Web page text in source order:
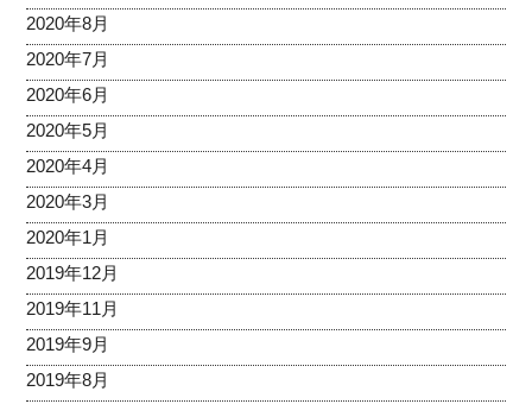
2020年8月
2020年7月
2020年6月
2020年5月
2020年4月
2020年3月
2020年1月
2019年12月
2019年11月
2019年9月
2019年8月